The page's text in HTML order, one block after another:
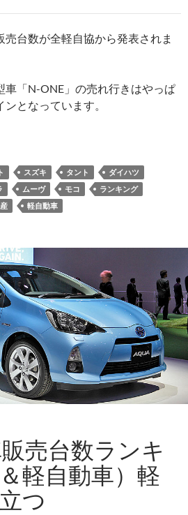
売台数が全軽自協から発表されま
車「N-ONE」の売れ行きはやっぱ
となっています。
スズキ タント
ダイハツ
ムーヴ モコ
ランキング
軽自動車
売台数ランキ
軽自動車）軽
つ